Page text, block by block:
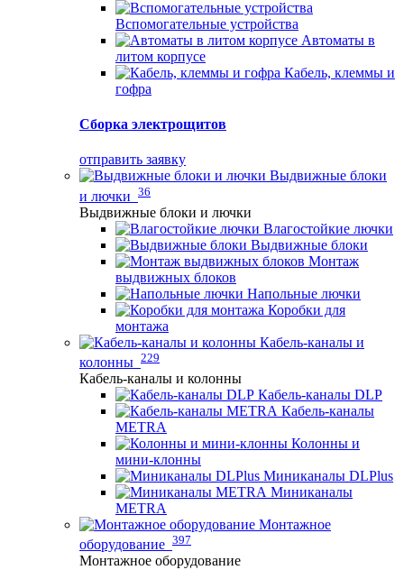
Вспомогательные устройства
Автоматы в
литом корпусе
Кабель, клеммы и
гофра
Сборка электрощитов
отправить заявку
Выдвижные блоки
и лючки 36
Выдвижные блоки и лючки
Влагостойкие лючки
Выдвижные блоки
Монтаж
выдвижных блоков
Напольные лючки
Коробки для
монтажа
Кабель-каналы и
колонны 229
Кабель-каналы и колонны
Кабель-каналы DLP
Кабель-каналы
METRA
Колонны и
мини-клонны
Миниканалы DLPlus
Миниканалы
METRA
Монтажное
оборудование 397
Монтажное оборудование